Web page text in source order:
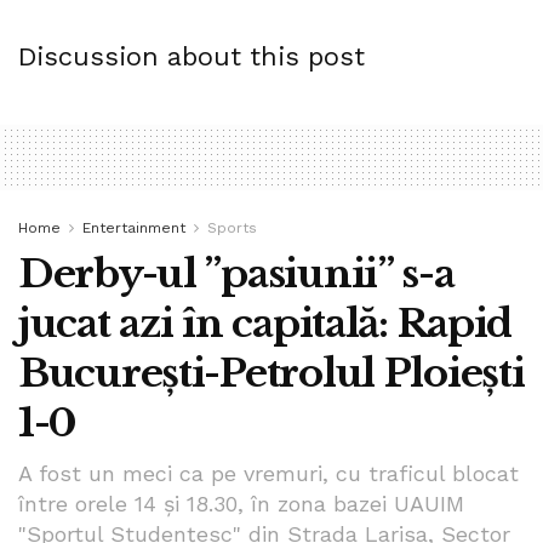
vot
Discussion about this post
Home Entertainment Sports
Derby-ul ”pasiunii” s-a
jucat azi în capitală: Rapid
București-Petrolul Ploiești
1-0
A fost un meci ca pe vremuri, cu traficul blocat
între orele 14 și 18.30, în zona bazei UAUIM
"Sportul Studenţesc" din Strada Larisa, Sector